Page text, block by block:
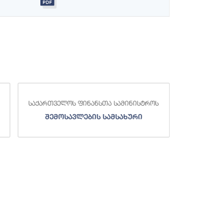
საქართველოს ფინანსთა სამინისტროს
შემოსავლების სამსახური